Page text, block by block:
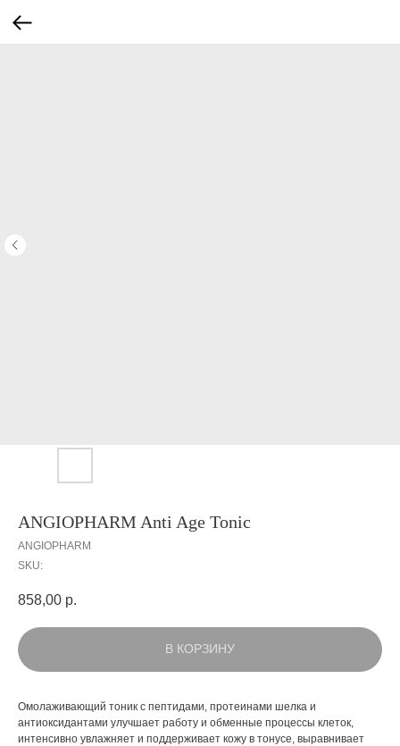
ANGIOPHARM Anti Age Tonic
ANGIOPHARM
SKU:
858,00 р.
В КОРЗИНУ
Омолаживающий тоник с пептидами, протеинами шелка и
антиоксидантами улучшает работу и обменные процессы клеток,
интенсивно увлажняет и поддерживает кожу в тонусе, выравнивает